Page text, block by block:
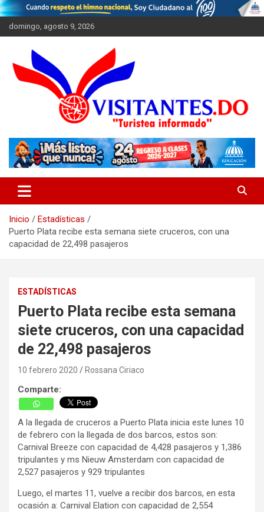
Saltar
al
contenido
domingo, agosto 9, 2026
Visitantes
Inicio
Estadísticas
Puerto Plata recibe esta semana siete cruceros, con una
capacidad de 22,498 pasajeros
ESTADÍSTICAS
Puerto Plata recibe esta semana
siete cruceros, con una capacidad
de 22,498 pasajeros
10 febrero 2020 Rossana Ciriaco
Comparte:
A la llegada de cruceros a Puerto Plata inicia este lunes 10
de febrero con la llegada de dos barcos, estos son:
Carnival Breeze con capacidad de 4,428 pasajeros y 1,386
tripulantes y ms Nieuw Amsterdam con capacidad de
2,527 pasajeros y 929 tripulantes
Luego, el martes 11, vuelve a recibir dos barcos, en esta
ocasión a: Carnival Elation con capacidad de 2,554